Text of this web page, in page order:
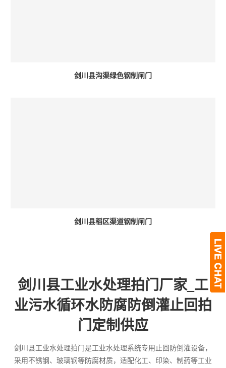
剑川县沟渠绿色钢制闸门
剑川县稻区渠道钢制闸门
剑川县工业水处理拍门厂家_工
业污水循环水防腐防倒灌止回拍
门定制供应
剑川县工业水处理拍门是工业水处理系统专用止回防倒灌设备，
采用不锈钢、玻璃钢等防腐材质，适配化工、印染、制药等工业